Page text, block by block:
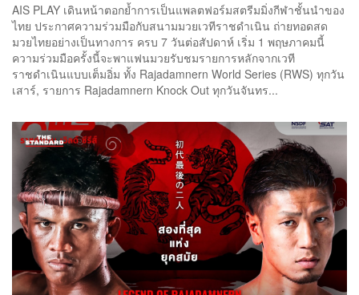
AIS PLAY เดินหน้าตอกย้ำการเป็นแพลตฟอร์มสตรีมมิ่งกีฬาชั้นนำของ
ไทย ประกาศความร่วมมือกับสนามมวยเวทีราชดำเนิน ถ่ายทอดสด
มวยไทยอย่างเป็นทางการ ครบ 7 วันต่อสัปดาห์ เริ่ม 1 พฤษภาคมนี้
ความร่วมมือครั้งนี้จะพาแฟนมวยรับชมรายการหลักจากเวที
ราชดำเนินแบบเต็มอิ่ม ทั้ง Rajadamnern World Series (RWS) ทุกวัน
เสาร์, รายการ Rajadamnern Knock Out ทุกวันจันทร...